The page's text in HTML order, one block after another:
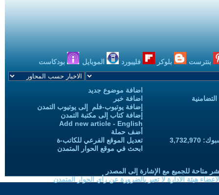
بنترست بلوكر فليبورد الموبايل بودكاست
اضافة موضوع جديد
اضافة خبر
إضافة يوتيوب-فلم إلى يوتيوب التمدن
إضافة كتاب إلى مكتبة التمدن
Add new article - English
أضف حملة
تعديل الموقع الفرعي للكاتب-ة
ابحث في موقع الحوار المتمدن
متاحة للجميع مع الإشارة إلى المصدر
هيئة الادارة لا تعبر بالضرورة عن رأي الحوار المتمدن